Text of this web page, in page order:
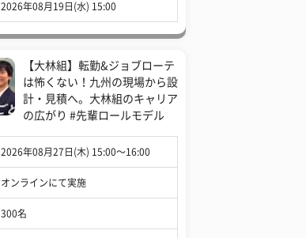
2026年08月19日(水) 15:00
【大林組】転勤&ジョブローテ
は怖くない！九州の現場から設
計・見積へ。大林組のキャリア
の広がり #先輩ロールモデル
2026年08月27日(木) 15:00〜16:00
オンラインにて実施
300名